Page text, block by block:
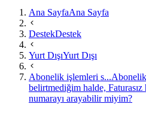
Ana SayfaAna Sayfa
DestekDestek
Yurt DışıYurt Dışı
Abonelik işlemleri s...Abonelik
belirtmediğim halde, Faturasız
numarayı arayabilir miyim?